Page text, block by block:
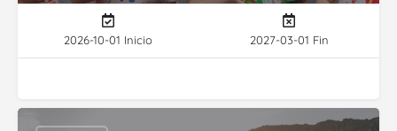
2026-10-01 Inicio 2027-03-01 Fin